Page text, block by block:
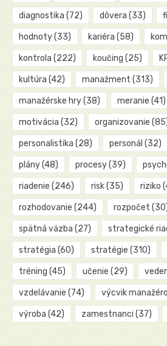
diagnostika (72) dôvera (33)
hodnoty(33) kariéra (58)
kontrola (222) koučing (25)
kultúra (42) manažment (313)
manažérske hry(38) meranie (41)
motivácia (32) organizovanie
personalistika (28) personál (32)
plány(48) procesy(39)
riadenie (246) risk(35) riziko
rozhodovanie (244) rozpočet
spätná väzba (27) strategické
stratégia (60) stratégie (310)
tréning (45) učenie (29)
vzdelávanie (74) výcvik
výroba (42) zamestnanci (37)